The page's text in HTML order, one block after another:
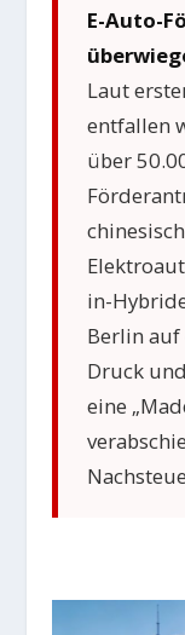
E-Auto-
Laut
entfallen
über
in-
Berlin auf
Druck
eine